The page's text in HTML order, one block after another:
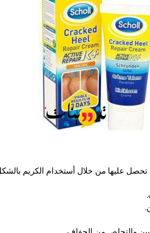
تحصل عليها من خلال أستخدام الكريم